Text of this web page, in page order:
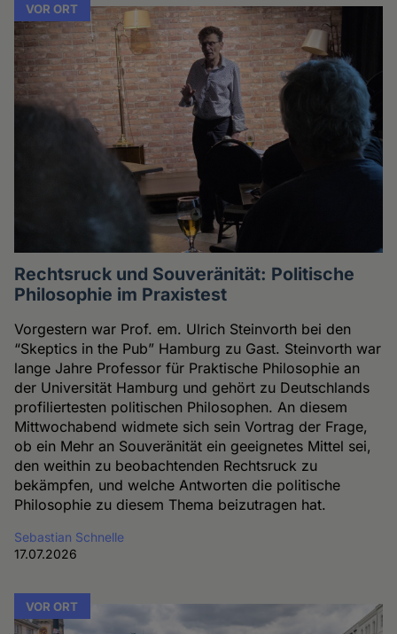
VOR ORT
Rechtsruck und Souveränität: Politische
Philosophie im Praxistest
Vorgestern war Prof. em. Ulrich Steinvorth bei den
“Skeptics in the Pub” Hamburg zu Gast. Steinvorth war
lange Jahre Professor für Praktische Philosophie an
der Universität Hamburg und gehört zu Deutschlands
profiliertesten politischen Philosophen. An diesem
Mittwochabend widmete sich sein Vortrag der Frage,
ob ein Mehr an Souveränität ein geeignetes Mittel sei,
den weithin zu beobachtenden Rechtsruck zu
bekämpfen, und welche Antworten die politische
Philosophie zu diesem Thema beizutragen hat.
Sebastian Schnelle
17.07.2026
VOR ORT